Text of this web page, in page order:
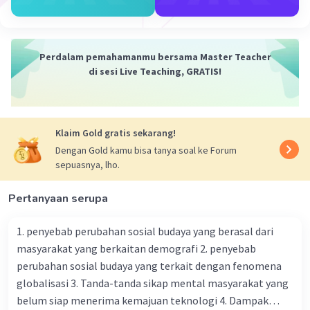
Benteng Jagaraga. Penyerangan kedua terjadi pada
tanggal 7 Juni 1848 oleh pasukan yang dipimpin Jend.
Carel van der Wijck. Jend. Carel Van Der Wijck:
"Hancurkan seluruh wilayah Kerajaan Bule leng! Pasukan,
SERAAANG!!"
Pasukan belanda bergerak menyerang Kerajaan
Buleleng, Pasukan Kerajaan yang dipimpin | Gusti Ketut
Jelantik siap mempertahankan kerajaan. I Gst. Kt.
bagian
barat, Pasukan dua di bagian timur. Pasukan tiga dan
empat berjaga disekitar benteng. Antisipasi serangan
meriam!"
Perdalam pemahamanmu bersama Master Teacher
di sesi Live Teaching, GRATIS!
Klaim Gold gratis sekarang!
Dengan Gold kamu bisa tanya soal ke Forum
sepuasnya, lho.
Pertanyaan serupa
1. penyebab perubahan sosial budaya yang berasal dari
masyarakat yang berkaitan demografi 2. penyebab
perubahan sosial budaya yang terkait dengan fenomena
globalisasi 3. Tanda-tanda sikap mental masyarakat yang
belum siap menerima kemajuan teknologi 4. Dampak